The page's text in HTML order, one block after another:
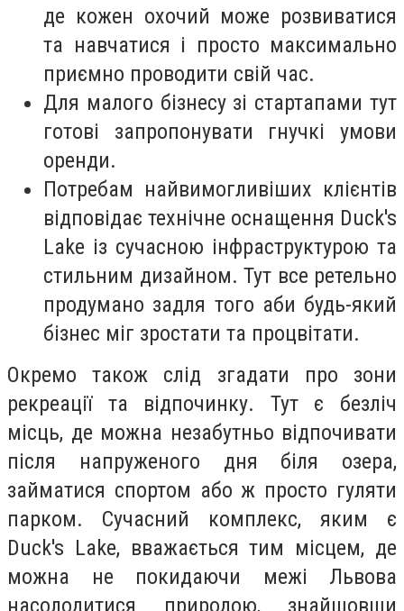
де кожен охочий може розвиватися
та навчатися і просто максимально
приємно проводити свій час.
Для малого бізнесу зі стартапами тут
готові запропонувати гнучкі умови
оренди.
Потребам найвимогливіших клієнтів
відповідає технічне оснащення Duck's
Lake із сучасною інфраструктурою та
стильним дизайном. Тут все ретельно
продумано задля того аби будь-який
бізнес міг зростати та процвітати.
Окремо також слід згадати про зони
рекреації та відпочинку. Тут є безліч
місць, де можна незабутньо відпочивати
після напруженого дня біля озера,
займатися спортом або ж просто гуляти
парком. Сучасний комплекс, яким є
Duck's Lake, вважається тим місцем, де
можна не покидаючи межі Львова
насолодитися природою, знайшовши